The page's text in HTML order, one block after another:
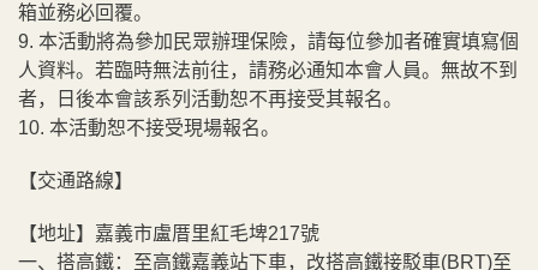
箱並務必回覆。
9. 本活動將為參加民眾辦理保險，請每位參加者確實填寫個
人資料。若臨時無法前往，請務必通知本會人員。無故不到
者，日後本會該系列活動恕不再接受其報名。
10. 本活動恕不接受現場報名。
【交通路線】
【地址】嘉義市盧厝里紅毛埤217號
一、搭高鐵：至高鐵嘉義站下車，改搭高鐵接駁車(BRT)至